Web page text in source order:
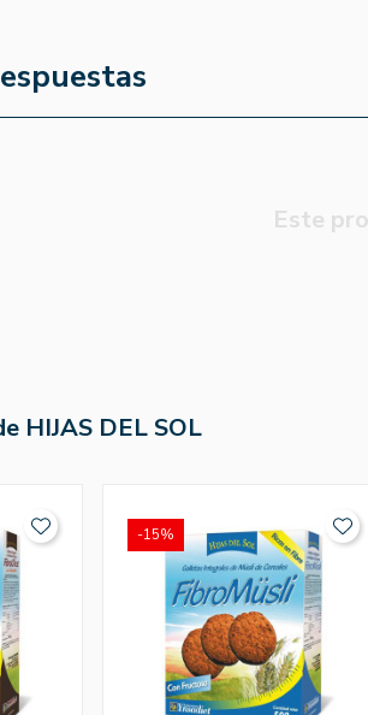
Este
HIJAS DEL SOL
-15%